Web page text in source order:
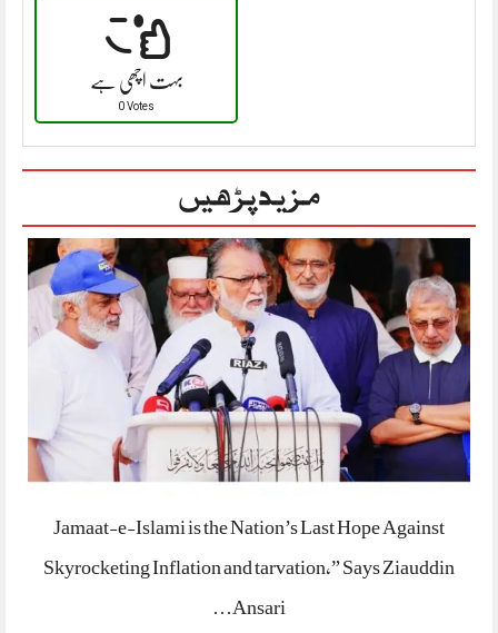
بہت اچھی ہے
0 Votes
مزید پڑھیں
Jamaat-e-Islami is the Nation’s Last Hope Against
Skyrocketing Inflation and tarvation,” Says Ziauddin
Ansari…